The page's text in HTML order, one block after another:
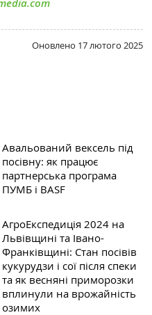
Оновлено 17 лютого 2025
Авальований вексель під
посівну: як працює
партнерська програма
ПУМБ і BASF
АгроЕкспедиція 2024 на
Львівщині та Івано-
Франківщині: Стан посівів
кукурудзи і сої після спеки
та як весняні приморозки
вплинули на врожайність
озимих